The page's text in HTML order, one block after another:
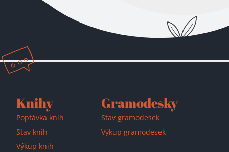
Knihy
Poptávka knih
Stav knih
Výkup knih
Gramodesky
Stav gramodesek
Výkup gramodesek